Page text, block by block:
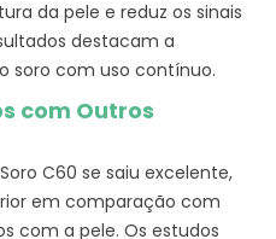
da pele e reduz os sinais
destacam a
soro com uso contínuo.
com Outros
C60 se saiu excelente,
em comparação com
com a pele. Os estudos